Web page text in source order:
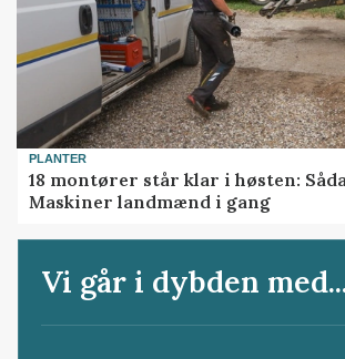
PLANTER
18 montører står klar i høsten:
Maskiner landmænd i gang
Vi går i dybden